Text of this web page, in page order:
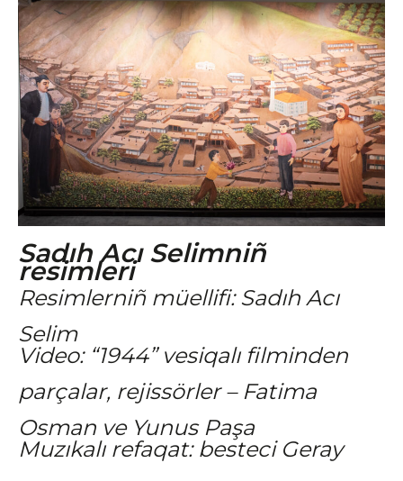
Sadıh Acı Selimniñ
resimleri
Resimlerniñ müellifi: Sadıh Acı
Selim
Video: “1944” vesiqalı filminden
parçalar, rejissörler – Fatima
Osman ve Yunus Paşa
Muzıkalı refaqat: besteci Geray